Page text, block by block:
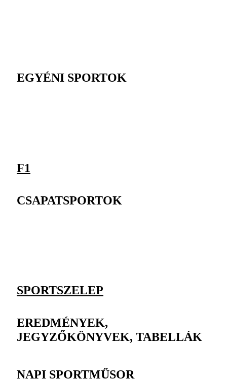
EGYÉNI SPORTOK
F1
CSAPATSPORTOK
SPORTSZELEP
EREDMÉNYEK,
JEGYZŐKÖNYVEK, TABELLÁK
NAPI SPORTMŰSOR